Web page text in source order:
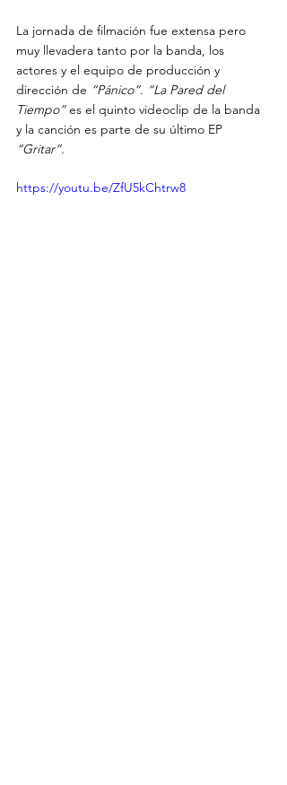
La jornada de filmación fue extensa pero
muy llevadera tanto por la banda, los
actores y el equipo de producción y
dirección de “Pánico”. “La Pared del
Tiempo” es el quinto videoclip de la banda
y la canción es parte de su último EP
“Gritar”.
https://youtu.be/ZfU5kChtrw8